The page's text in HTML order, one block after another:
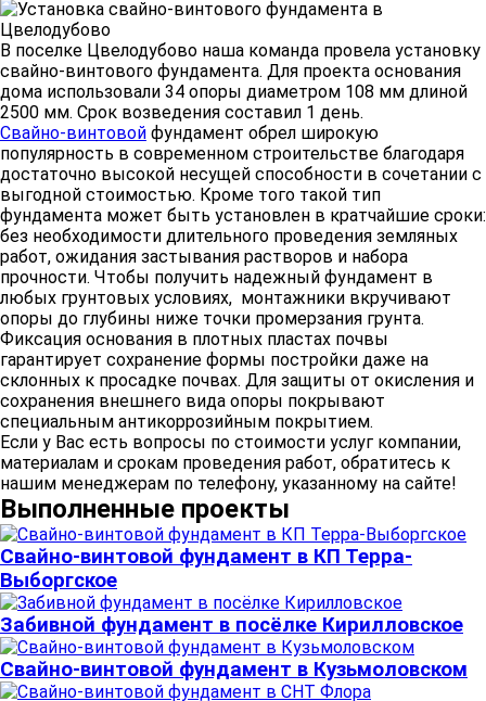
В поселке Цвелодубово наша команда провела установку
свайно-винтового фундамента. Для проекта основания
дома использовали 34 опоры диаметром 108 мм длиной
2500 мм. Срок возведения составил 1 день.
Свайно-винтовой фундамент обрел широкую
популярность в современном строительстве благодаря
достаточно высокой несущей способности в сочетании с
выгодной стоимостью. Кроме того такой тип
фундамента может быть установлен в кратчайшие сроки:
без необходимости длительного проведения земляных
работ, ожидания застывания растворов и набора
прочности. Чтобы получить надежный фундамент в
любых грунтовых условиях, монтажники вкручивают
опоры до глубины ниже точки промерзания грунта.
Фиксация основания в плотных пластах почвы
гарантирует сохранение формы постройки даже на
склонных к просадке почвах. Для защиты от окисления и
сохранения внешнего вида опоры покрывают
специальным антикоррозийным покрытием.
Если у Вас есть вопросы по стоимости услуг компании,
материалам и срокам проведения работ, обратитесь к
нашим менеджерам по телефону, указанному на сайте!
Выполненные проекты
Свайно-винтовой фундамент в КП Терра-
Выборгское
Забивной фундамент в посёлке Кирилловское
Свайно-винтовой фундамент в Кузьмоловском